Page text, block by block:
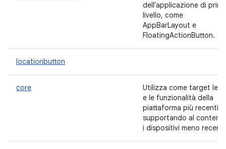
dell'applicazione di
livello, come
AppBarLayout e
FloatingActionButton.
locationbutton
core
Utilizza come target le
e le funzionalità della
piattaforma più recenti,
supportando al
i dispositivi meno